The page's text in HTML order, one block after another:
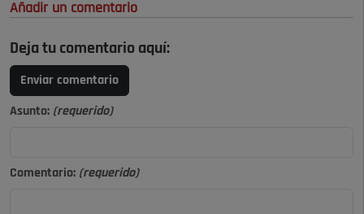
Añadir un comentario
Deja tu comentario aquí:
Enviar comentario
Asunto: (requerido)
Comentario: (requerido)